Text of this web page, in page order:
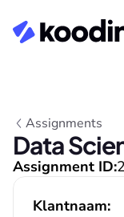
Assignments
Data
Assignment ID:
Klantnaam: